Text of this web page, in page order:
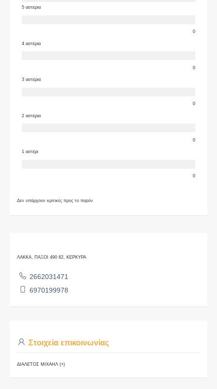
5 αστέρια
0
4 αστέρια
0
3 αστέρια
0
2 αστέρια
0
1 αστέρι
0
Δεν υπάρχουν κριτικές προς το παρόν
ΛΑΚΚΑ, ΠΑΞΟΙ 490 82, ΚΕΡΚΥΡΑ
2662031471
6970199978
Στοιχεία επικοινωνίας
ΔΙΑΛΕΤΟΣ ΜΙΧΑΗΛ (+)